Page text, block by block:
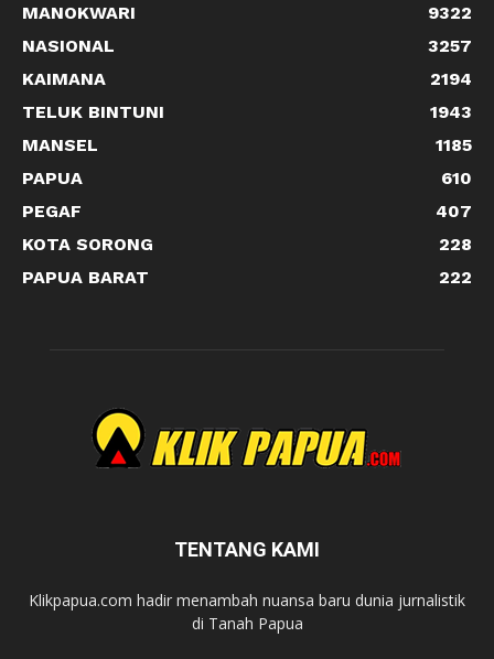
MANOKWARI
9322
NASIONAL
3257
KAIMANA
2194
TELUK BINTUNI
1943
MANSEL
1185
PAPUA
610
PEGAF
407
KOTA SORONG
228
PAPUA BARAT
222
TENTANG KAMI
Klikpapua.com hadir menambah nuansa baru dunia jurnalistik
di Tanah Papua